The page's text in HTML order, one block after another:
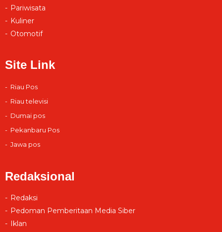
Pariwisata
Kuliner
Otomotif
Site Link
Riau Pos
Riau televisi
Dumai pos
Pekanbaru Pos
Jawa pos
Redaksional
Redaksi
Pedoman Pemberitaan Media Siber
Iklan